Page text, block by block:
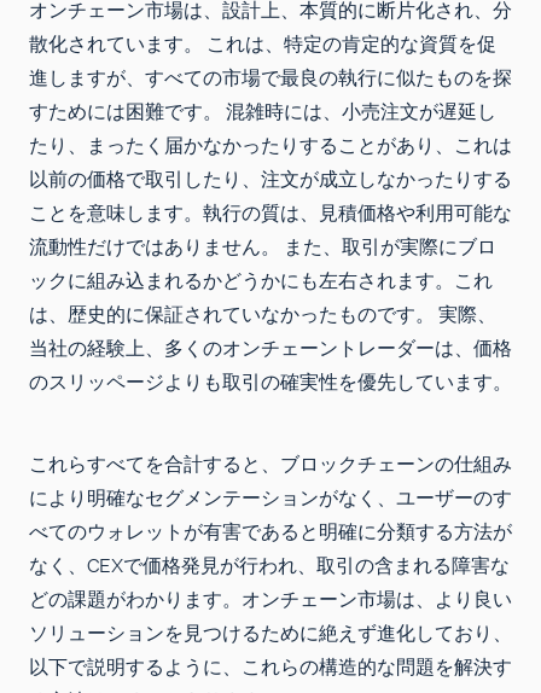
オンチェーン市場は、設計上、本質的に断片化され、分
散化されています。 これは、特定の肯定的な資質を促
進しますが、すべての市場で最良の執行に似たものを探
すためには困難です。 混雑時には、小売注文が遅延し
たり、まったく届かなかったりすることがあり、これは
以前の価格で取引したり、注文が成立しなかったりする
ことを意味します。執行の質は、見積価格や利用可能な
流動性だけではありません。 また、取引が実際にブロ
ックに組み込まれるかどうかにも左右されます。これ
は、歴史的に保証されていなかったものです。 実際、
当社の経験上、多くのオンチェーントレーダーは、価格
のスリッページよりも取引の確実性を優先しています。
これらすべてを合計すると、ブロックチェーンの仕組み
により明確なセグメンテーションがなく、ユーザーのす
べてのウォレットが有害であると明確に分類する方法が
なく、CEXで価格発見が行われ、取引の含まれる障害な
どの課題がわかります。オンチェーン市場は、より良い
ソリューションを見つけるために絶えず進化しており、
以下で説明するように、これらの構造的な問題を解決す